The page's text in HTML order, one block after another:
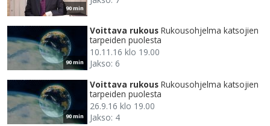
90 min
90 min
Voittava rukous Rukousohjelma katsojien
tarpeiden puolesta
10.11.16 klo 19.00
Jakso: 6
90 min
Voittava rukous Rukousohjelma katsojien
tarpeiden puolesta
26.9.16 klo 19.00
Jakso: 4